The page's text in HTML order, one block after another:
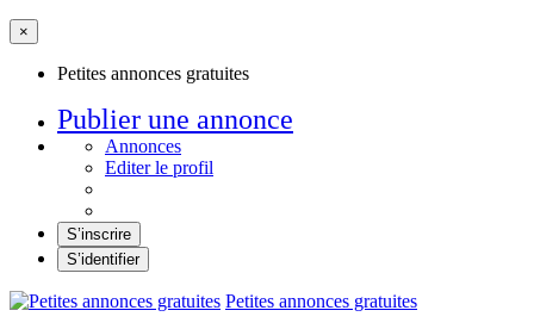
×
Petites annonces gratuites
Publier une annonce
Annonces
Editer le profil
S’inscrire
S’identifier
Petites annonces gratuites